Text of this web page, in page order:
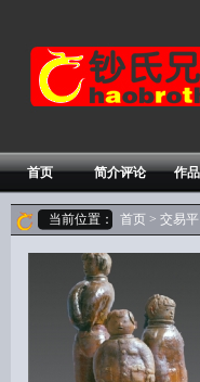
首页 简介评论 作
当前位置： 首页 > 交易